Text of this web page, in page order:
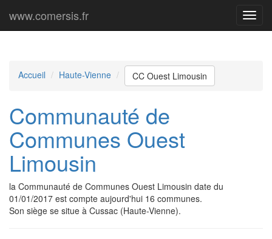
Menu
www.comersis.fr
Accueil Haute-Vienne CC Ouest Limousin
Communauté de
Communes Ouest
Limousin
la Communauté de Communes Ouest Limousin date du
01/01/2017 est compte aujourd'hui 16 communes.
Son siège se situe à Cussac (Haute-Vienne).